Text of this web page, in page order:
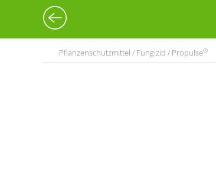
Pflanzenschutzmittel / Fungizid / Propulse®